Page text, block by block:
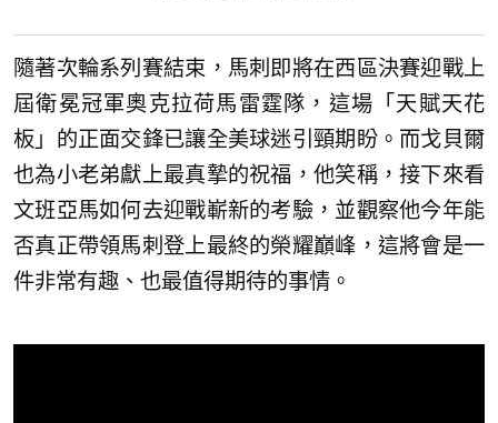
隨著次輪系列賽結束，馬刺即將在西區決賽迎戰上
屆衛冕冠軍奧克拉荷馬雷霆隊，這場「天賦天花
板」的正面交鋒已讓全美球迷引頸期盼。而戈貝爾
也為小老弟獻上最真摯的祝福，他笑稱，接下來看
文班亞馬如何去迎戰嶄新的考驗，並觀察他今年能
否真正帶領馬刺登上最終的榮耀巔峰，這將會是一
件非常有趣、也最值得期待的事情。